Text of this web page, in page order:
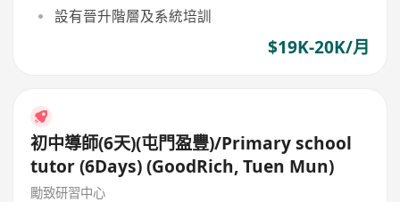
設有晉升階層及系統培訓
$19K-20K/月
初中導師(6天)(屯門盈豐)/Primary school
tutor (6Days) (GoodRich, Tuen Mun)
勵致研習中心